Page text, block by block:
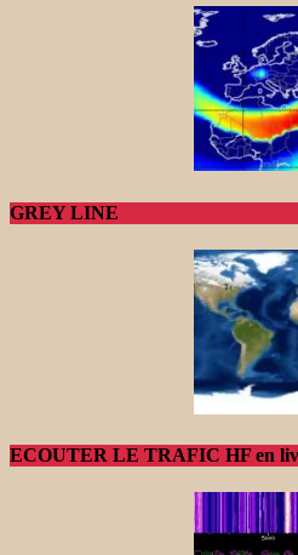
GREY LINE
ECOUTER LE TRAFIC HF en